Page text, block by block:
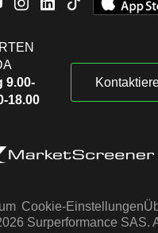
9.00-
18.00
Cookie-Einstellungen
Surperformance SAS.